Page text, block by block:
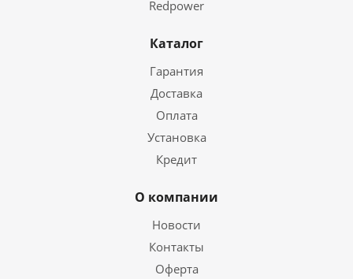
Redpower
Каталог
Гарантия
Доставка
Оплата
Установка
Кредит
О компании
Новости
Контакты
Оферта